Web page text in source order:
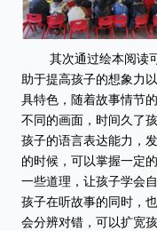
其次通过绘本阅读
助于提高孩子的想象力
具特色，随着故事情节
不同的画面，时间久了
孩子的语言表达能力，
的时候，可以掌握一定
一些道理，让孩子学会
孩子在听故事的同时，
会分辨对错，可以扩宽